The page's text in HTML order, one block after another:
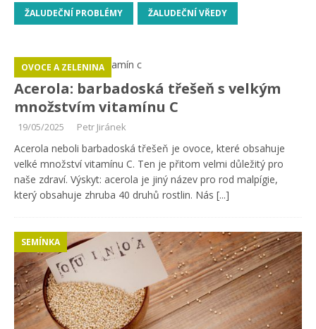
ŽALUDEČNÍ PROBLÉMY ŽALUDEČNÍ VŘEDY
Acerola: barbadoská třešeň s velkým
množstvím vitamínu C
OVOCE A ZELENINA
19/05/2025 Petr Jiránek
Acerola neboli barbadoská třešeň je ovoce, které obsahuje
velké množství vitamínu C. Ten je přitom velmi důležitý pro
naše zdraví. Výskyt: acerola je jiný název pro rod malpígie,
který obsahuje zhruba 40 druhů rostlin. Nás [...]
SEMÍNKA